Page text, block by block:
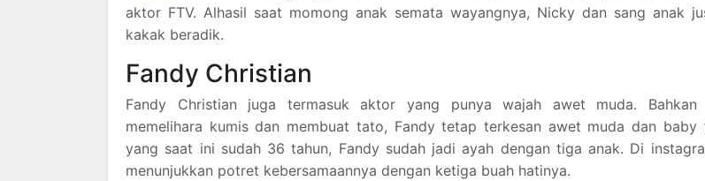
aktor FTV. Alhasil saat momong anak semata wayangnya, Nicky dan sang anak
kakak beradik.
Fandy Christian
Fandy Christian juga termasuk aktor yang punya wajah awet muda. Bahkan
memelihara kumis dan membuat tato, Fandy tetap terkesan awet muda dan baby
yang saat ini sudah 36 tahun, Fandy sudah jadi ayah dengan tiga anak. Di
menunjukkan potret kebersamaannya dengan ketiga buah hatinya.